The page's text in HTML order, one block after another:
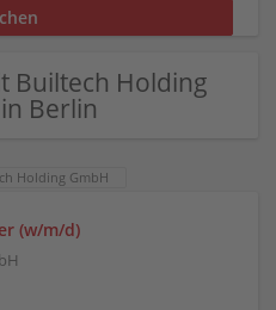
Builtech Holding
Berlin
Holding GmbH
(w/m/d)